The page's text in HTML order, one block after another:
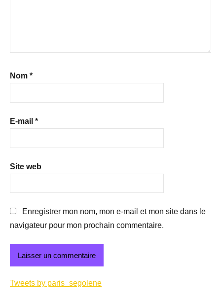
Nom *
E-mail *
Site web
Enregistrer mon nom, mon e-mail et mon site dans le
navigateur pour mon prochain commentaire.
Tweets by paris_segolene